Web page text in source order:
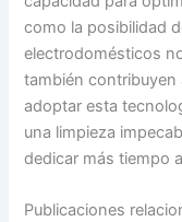
como la posibilidad
electrodomésticos
también contribuyen
adoptar esta
una limpieza
dedicar más tiempo
Publicaciones